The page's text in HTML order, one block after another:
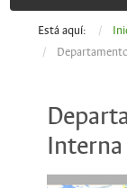
Está aquí:
Interna